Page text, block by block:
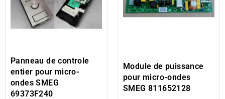
Panneau de controle
entier pour micro-
ondes SMEG
69373F240
Module de puissance
pour micro-ondes
SMEG 811652128